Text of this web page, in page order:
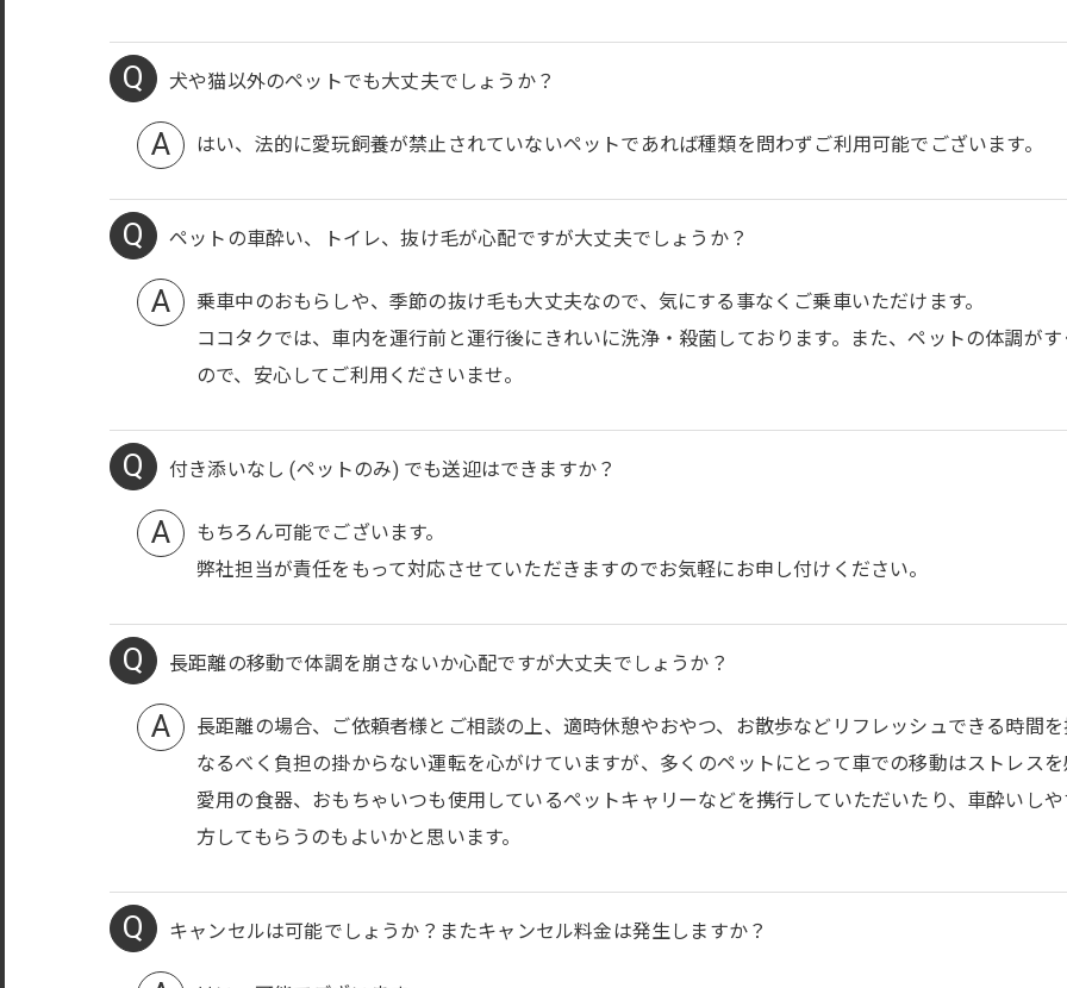
犬や猫以外のペットでも大丈夫でしょうか？
はい、法的に愛玩飼養が禁止されていないペットであれば種類を問わずご利用可能でございます。
ペットの車酔い、トイレ、抜け毛が心配ですが大丈夫でしょうか？
乗車中のおもらしや、季節の抜け毛も大丈夫なので、気にする事なくご乗車いただけます。
ココタクでは、車内を運行前と運行後にきれいに洗浄・殺菌しております。また、ペットの体調が
ので、安心してご利用くださいませ。
付き添いなし (ペットのみ) でも送迎はできますか？
もちろん可能でございます。
弊社担当が責任をもって対応させていただきますのでお気軽にお申し付けください。
長距離の移動で体調を崩さないか心配ですが大丈夫でしょうか？
長距離の場合、ご依頼者様とご相談の上、適時休憩やおやつ、お散歩などリフレッシュできる時間
なるべく負担の掛からない運転を心がけていますが、多くのペットにとって車での移動はストレス
愛用の食器、おもちゃいつも使用しているペットキャリーなどを携行していただいたり、車酔いし
方してもらうのもよいかと思います。
キャンセルは可能でしょうか？またキャンセル料金は発生しますか？